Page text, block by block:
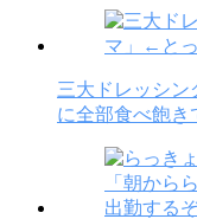
三大ドレッシ
に全部食べ飽き